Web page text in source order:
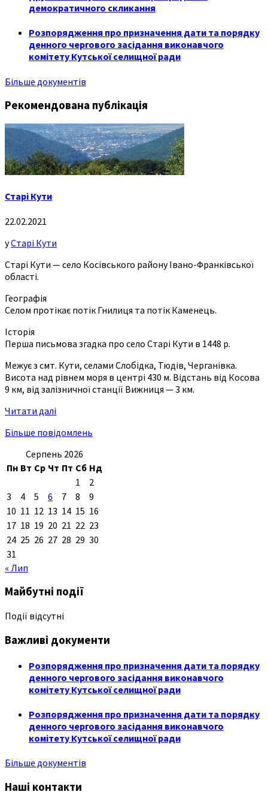
демократичного скликання
Розпорядження про призначення дати та порядку
денного чергового засідання виконавчого
комітету Кутської селищної ради
Більше документів
Рекомендована публікація
Старі Кути
22.02.2021
уСтарі Кути
Старі Кути — село Косівського району Івано-Франківської
області.
Географія
Селом протікає потік Гнилиця та потік Каменець.
Історія
Перша письмова згадка про село Старі Кути в 1448 р.
Межує з смт. Кути, селами Слобідка, Тюдів, Черганівка.
Висота над рівнем моря в центрі 430 м. Відстань від Косова
9 км, від залізничної станції Вижниця — 3 км.
Читати далі
Більше повідомлень
Серпень 2026
Пн Вт Ср Чт Пт Сб Нд
1
2
3
4 5 6 7 8
9
10 11 12 13 14 15 16
17 18 19 20 21 22 23
24 25 26 27 28 29 30
31
« Лип
Майбутні події
Події відсутні
Важливі документи
Розпорядження про призначення дати та порядку
денного чергового засідання виконавчого
комітету Кутської селищної ради
Розпорядження про призначення дати та порядку
денного чергового засідання виконавчого
комітету Кутської селищної ради
Більше документів
Наші контакти